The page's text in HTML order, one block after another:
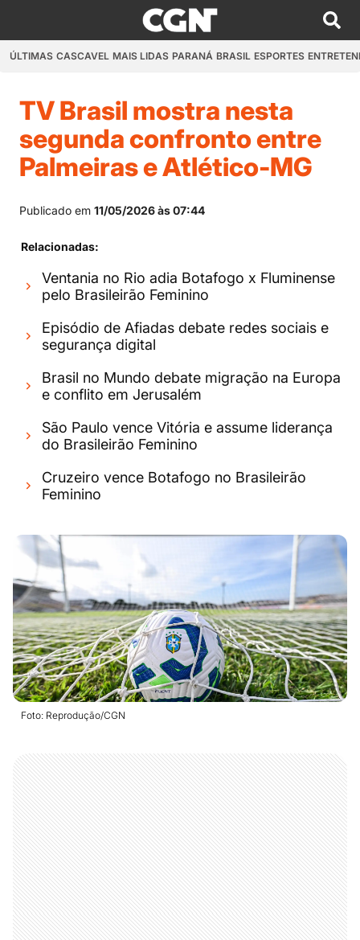
ÚLTIMAS CASCAVEL MAIS LIDAS PARANÁ BRASIL ESPORTES
TV Brasil mostra nesta
segunda confronto entre
Palmeiras e Atlético-MG
Publicado em 11/05/2026 às 07:44
Relacionadas:
Ventania no Rio adia Botafogo x Fluminense
pelo Brasileirão Feminino
Episódio de Afiadas debate redes sociais e
segurança digital
Brasil no Mundo debate migração na Europa
e conflito em Jerusalém
São Paulo vence Vitória e assume liderança
do Brasileirão Feminino
Cruzeiro vence Botafogo no Brasileirão
Feminino
Foto: Reprodução/CGN